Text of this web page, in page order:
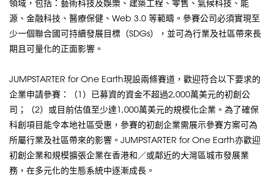
領域，包括：藝術科技及娛樂、建築工程、零售、氣候科技、能
源、金融科技、醫療保健、Web 3.0 等範疇。參賽公司必須實現至
少一個聯合國可持續發展目標（SDGs），並可為行業及社區帶來長
期且可量化的正面影響。
JUMPSTARTER for One Earth現設兩條賽道，歡迎符合以下要求的
企業申請參賽：（1）已募資的資金不超過2,000萬美元的初創公
司；（2）或目前估值至少達1,000萬美元的規模化企業。為了確保
科創項目能令本地社區受惠，參賽的初創企業需展示參賽方案可為
所屬行業及社區帶來的影響。JUMPSTARTER for One Earth亦歡迎
初創企業和規模擴張企業在香港和／或鄰近的大灣區城市發展業
務，在多元化的生態系統中逐漸成長。